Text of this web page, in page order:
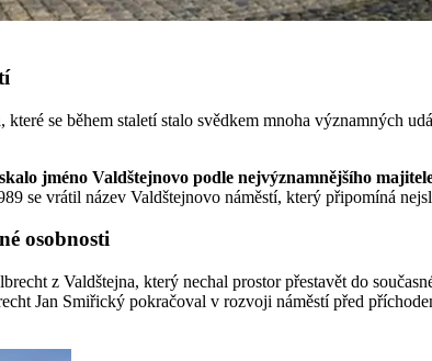
které se během staletí stalo svědkem mnoha významných
jméno Valdštejnovo podle nejvýznamnějšího
se vrátil název Valdštejnovo náměstí, který připomíná
osobnosti
z Valdštejna, který nechal prostor přestavět do
Jan Smiřický pokračoval v rozvoji náměstí před